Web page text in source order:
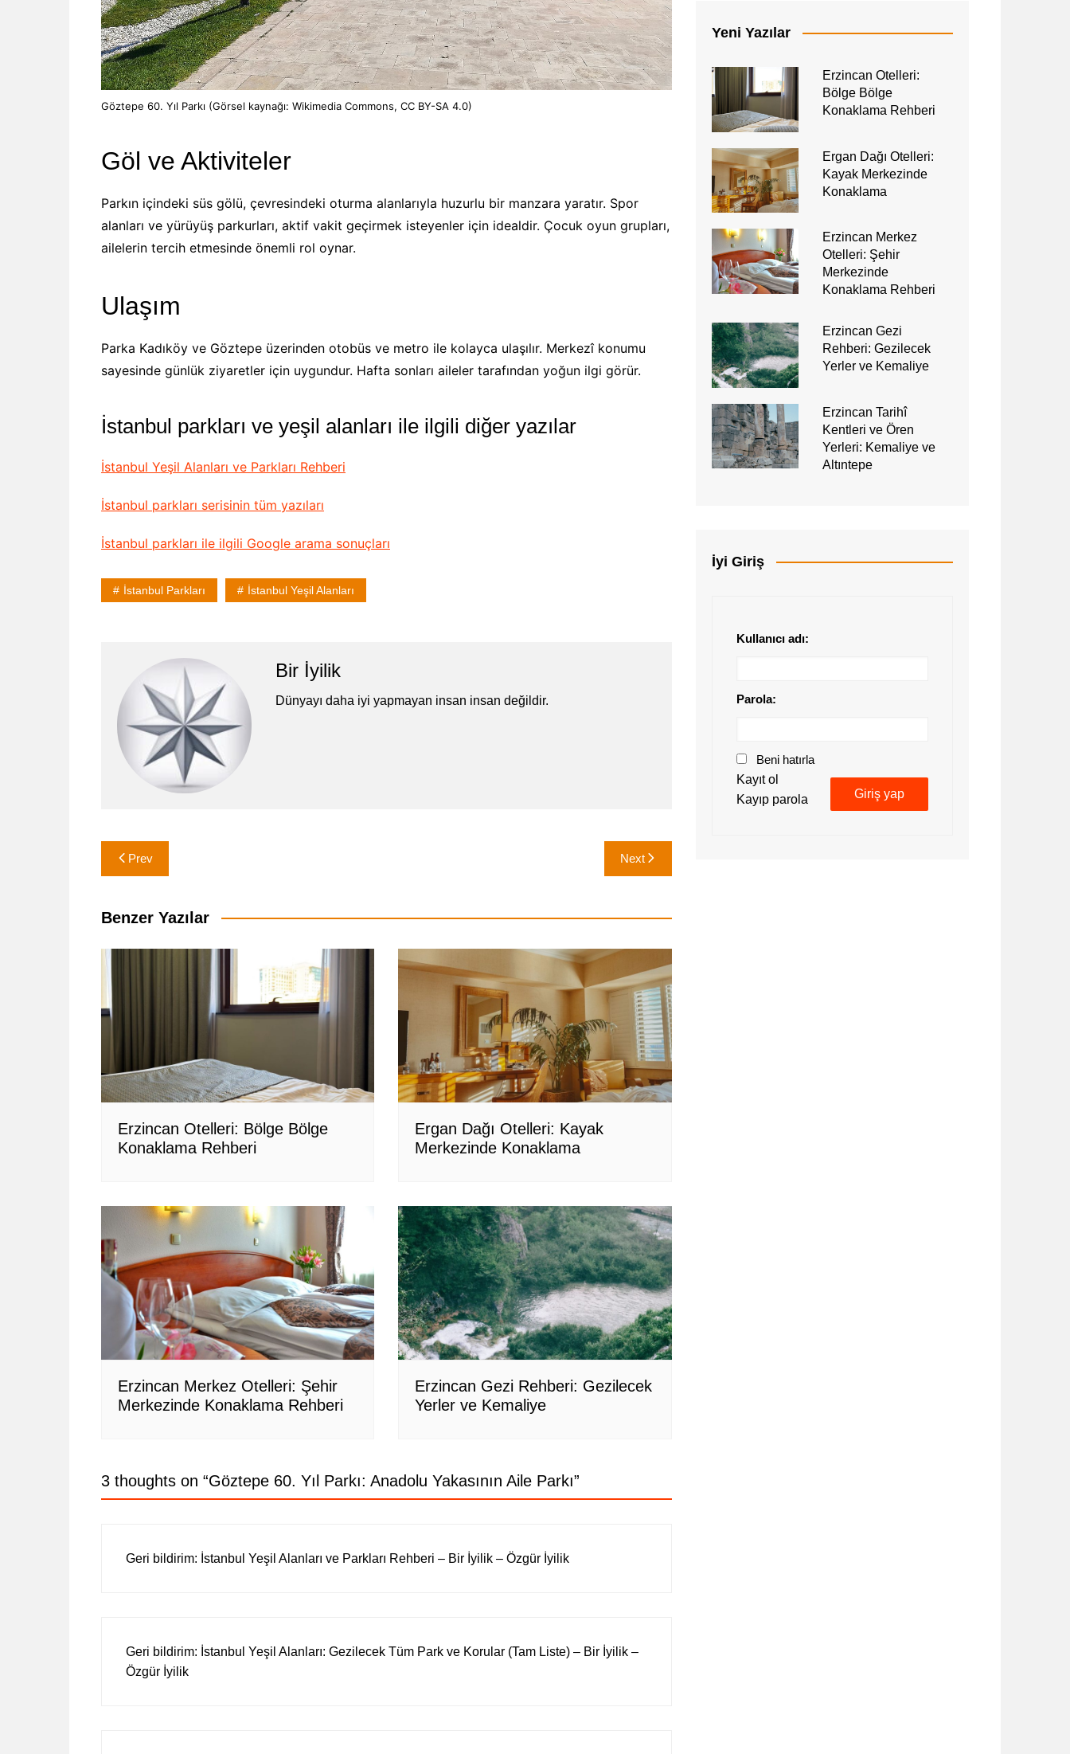
Göztepe 60. Yıl Parkı (Görsel kaynağı: Wikimedia Commons, CC BY-SA 4.0)
Göl ve Aktiviteler
Parkın içindeki süs gölü, çevresindeki oturma alanlarıyla huzurlu bir manzara yaratır. Spor
alanları ve yürüyüş parkurları, aktif vakit geçirmek isteyenler için idealdir. Çocuk oyun grupları,
ailelerin tercih etmesinde önemli rol oynar.
Ulaşım
Parka Kadıköy ve Göztepe üzerinden otobüs ve metro ile kolayca ulaşılır. Merkezî konumu
sayesinde günlük ziyaretler için uygundur. Hafta sonları aileler tarafından yoğun ilgi görür.
İstanbul parkları ve yeşil alanları ile ilgili diğer yazılar
İstanbul Yeşil Alanları ve Parkları Rehberi
İstanbul parkları serisinin tüm yazıları
İstanbul parkları ile ilgili Google arama sonuçları
İstanbul Parkları İstanbul Yeşil Alanları
Bir İyilik
Dünyayı daha iyi yapmayan insan insan değildir.
Yazı
gezinmesi
Prev Next
Benzer Yazılar
Erzincan Otelleri: Bölge Bölge
Konaklama Rehberi
Ergan Dağı Otelleri: Kayak
Merkezinde Konaklama
Erzincan Merkez Otelleri: Şehir
Merkezinde Konaklama Rehberi
Erzincan Gezi Rehberi: Gezilecek
Yerler ve Kemaliye
3 thoughts on “Göztepe 60. Yıl Parkı: Anadolu Yakasının Aile Parkı”
Geri bildirim: İstanbul Yeşil Alanları ve Parkları Rehberi – Bir İyilik – Özgür İyilik
Geri bildirim: İstanbul Yeşil Alanları: Gezilecek Tüm Park ve Korular (Tam Liste) – Bir İyilik –
Özgür İyilik
Yeni Yazılar
Erzincan Otelleri:
Bölge Bölge
Konaklama Rehberi
Ergan Dağı Otelleri:
Kayak Merkezinde
Konaklama
Erzincan Merkez
Otelleri: Şehir
Merkezinde
Konaklama Rehberi
Erzincan Gezi
Rehberi: Gezilecek
Yerler ve Kemaliye
Erzincan Tarihî
Kentleri ve Ören
Yerleri: Kemaliye ve
Altıntepe
İyi Giriş
Kullanıcı adı:
Parola:
Beni hatırla
Giriş yap
Kayıt ol
Kayıp parola